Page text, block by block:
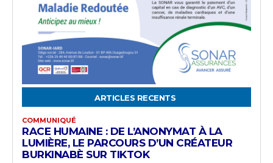
ARTICLES RECENTS
COMMUNIQUÉ
RACE HUMAINE : DE L’ANONYMAT À LA
LUMIÈRE, LE PARCOURS D’UN CRÉATEUR
BURKINABÈ SUR TIKTOK